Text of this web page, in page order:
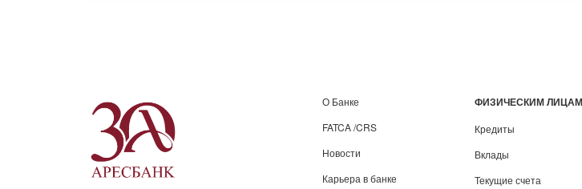
О Банке
FATCA /CRS
Новости
Карьера в банке
ФИЗИЧЕСКИМ ЛИЦАМ
Кредиты
Вклады
Текущие счета